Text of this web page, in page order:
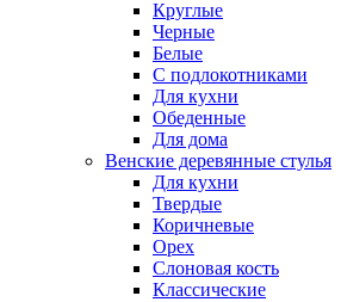
Круглые
Черные
Белые
С подлокотниками
Для кухни
Обеденные
Для дома
Венские деревянные стулья
Для кухни
Твердые
Коричневые
Орех
Слоновая кость
Классические